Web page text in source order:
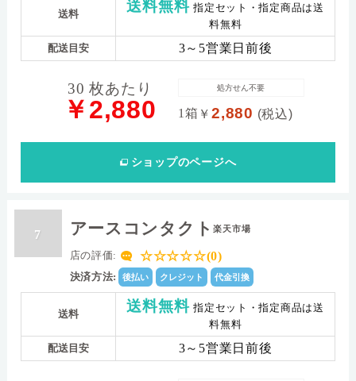
送料 送料無料 指定セット・指定商品は送
料無料
配送目安 3～5営業日前後
30 枚あたり
￥2,880 1箱 ￥2,880 (税込)
処方せん不要
ショップのページへ
7 アースコンタクト楽天市場
店の評価: ☆☆☆☆☆(0)
決済方法: 後払い クレジット 代金引換
送料 送料無料 指定セット・指定商品は送
料無料
配送目安 3～5営業日前後